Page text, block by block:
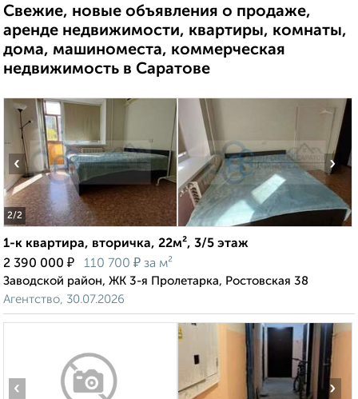
Свежие, новые объявления о продаже,
аренде недвижимости, квартиры, комнаты,
дома, машиноместа, коммерческая
недвижимость в Саратове
2/2
‹ ›
1-к квартира, вторичка, 22м², 3/5 этаж
2 390 000 ₽ 110 700 ₽ за м²
Заводской район, ЖК 3-я Пролетарка, Ростовская 38
Агентство, 30.07.2026
‹ ›